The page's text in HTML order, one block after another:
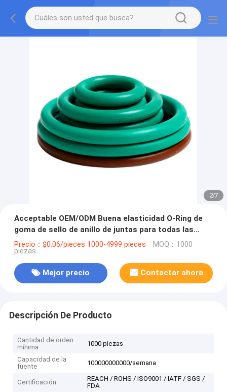
2/7
Acceptable OEM/ODM Buena elasticidad O-Ring de
goma de sello de anillo de juntas para todas las
industrias
Precio：$0.06/pieces 1000-4999 pieces MOQ：1000
piezas
Mejor precio Contactar ahora
Descripción De Producto
Cantidad de orden
mínima
1000 piezas
Capacidad de la
fuente
100000000000/semana
Certificación
REACH / ROHS / ISO9001 / IATF / SGS /
FDA